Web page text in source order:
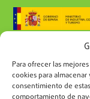
Para ofrecer las
cookies para
consentimiento de
Síguenos en